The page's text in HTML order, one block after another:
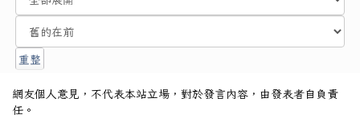
網友個人意見，不代表本站立場，對於發言內容，由發表者自負責
任。